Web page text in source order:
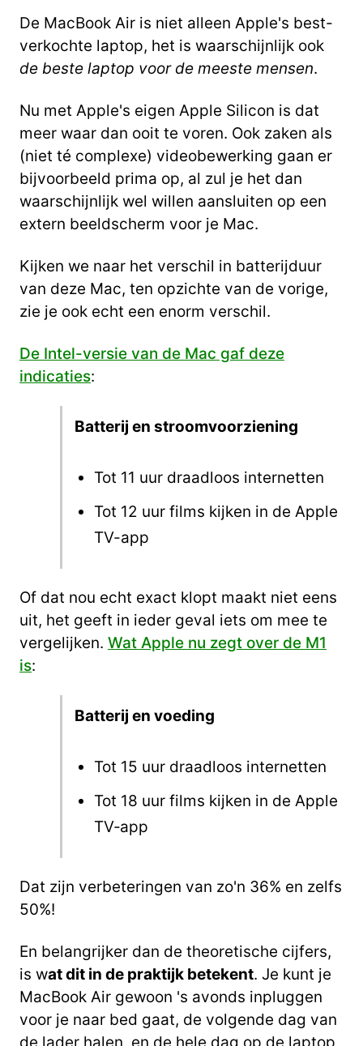
De MacBook Air is niet alleen Apple's best-
verkochte laptop, het is waarschijnlijk ook
de beste laptop voor de meeste mensen.
Nu met Apple's eigen Apple Silicon is dat
meer waar dan ooit te voren. Ook zaken als
(niet té complexe) videobewerking gaan er
bijvoorbeeld prima op, al zul je het dan
waarschijnlijk wel willen aansluiten op een
extern beeldscherm voor je Mac.
Kijken we naar het verschil in batterijduur
van deze Mac, ten opzichte van de vorige,
zie je ook echt een enorm verschil.
De Intel-versie van de Mac gaf deze
indicaties:
Batterij en stroom­voorziening
Tot 11 uur draadloos internetten
Tot 12 uur films kijken in de Apple
TV-app
Of dat nou echt exact klopt maakt niet eens
uit, het geeft in ieder geval iets om mee te
vergelijken. Wat Apple nu zegt over de M1
is:
Batterij en voeding
Tot 15 uur draadloos internetten
Tot 18 uur films kijken in de Apple
TV‑app
Dat zijn verbeteringen van zo'n 36% en zelfs
50%!
En belangrijker dan de theoretische cijfers,
is wat dit in de praktijk betekent. Je kunt je
MacBook Air gewoon 's avonds inpluggen
voor je naar bed gaat, de volgende dag van
de lader halen, en de hele dag op de laptop